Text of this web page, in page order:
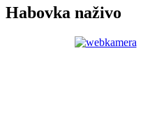
Habovka naživo